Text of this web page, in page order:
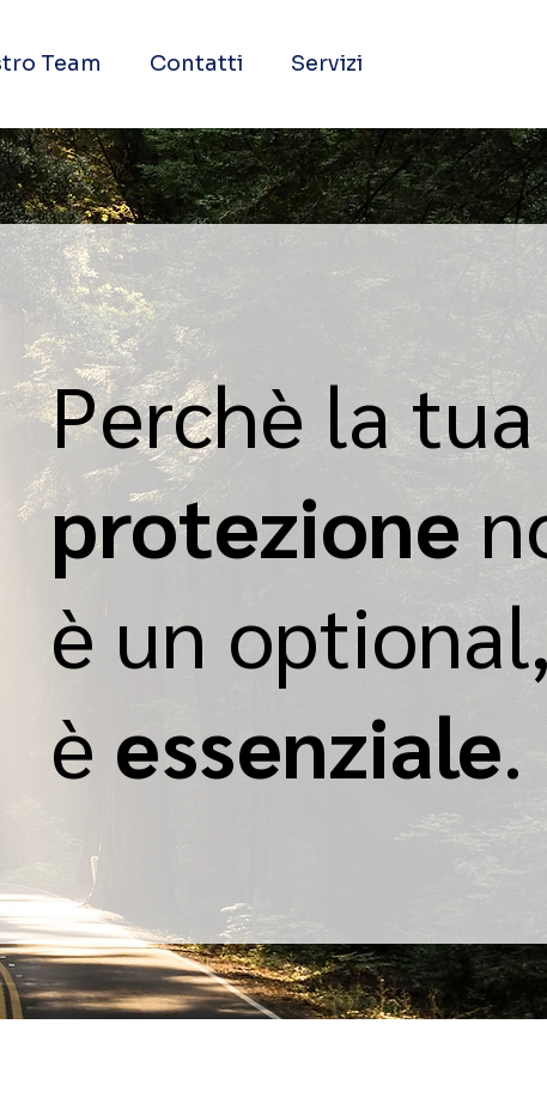
Team Contatti Servizi
Perchè la tua
protezione
è un optional,
è essenziale.